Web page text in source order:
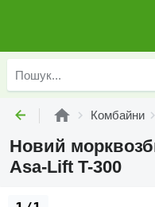
Комбайни
Новий
Asa-Lift T-300